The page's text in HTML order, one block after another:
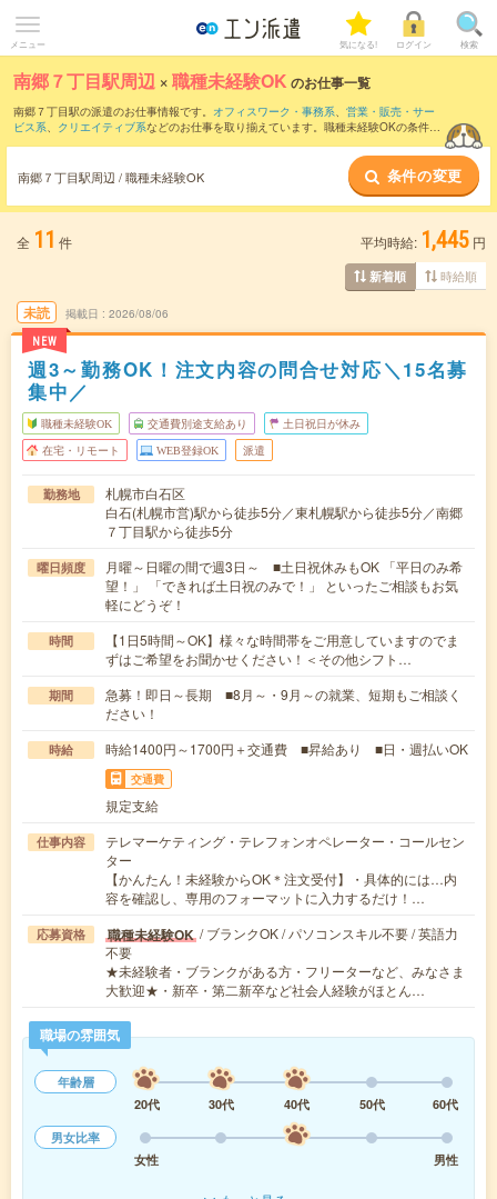
メニュー 気になる! ログイン 検索
南郷７丁目駅周辺 ×職種未経験OK のお仕事一覧
南郷７丁目駅の派遣のお仕事情報です。 オフィスワーク・事務系、 営業・販売・サー
ビス系、 クリエイティブ系などのお仕事を取り揃えています。職種未経験OKの条件の
南郷７丁目駅周辺 / 職種未経験OK 条件の変更
全 11 件 平均時給: 1,445 円
新着順 時給順
未読
NEW
掲載日 2026/08/06
週3～勤務OK！注文内容の問合せ対応＼15名募
集中／
職種未経験OK 交通費別途支給あり 土日祝日が休み
在宅・リモート WEB登録OK 派遣
勤務地
札幌市白石区
白石(札幌市営)駅から徒歩5分／東札幌駅から徒歩5分／南郷
７丁目駅から徒歩5分
曜日頻度
月曜～日曜の間で週3日～ ■土日祝休みもOK 「平日のみ希
望！」 「できれば土日祝のみで！」 といったご相談もお気
軽にどうぞ！
時間
【1日5時間～OK】様々な時間帯をご用意していますのでま
ずはご希望をお聞かせください！＜その他シフト…
期間
急募！即日～長期 ■8月～・9月～の就業、短期もご相談く
ださい！
時給 時給1400円～1700円＋交通費 ■昇給あり ■日・週払いOK
交通費
規定支給
仕事内容
テレマーケティング・テレフォンオペレーター・コールセン
ター
【かんたん！未経験からOK＊注文受付】・具体的には…内
容を確認し、専用のフォーマットに入力するだけ！…
応募資格 職種未経験OK / ブランクOK / パソコンスキル不要 / 英語力
不要
★未経験者・ブランクがある方・フリーターなど、みなさま
大歓迎★・新卒・第二新卒など社会人経験がほとん…
職場の雰囲気
年齢層
20代
30代 40代 50代
60代
男女比率
女性
男性